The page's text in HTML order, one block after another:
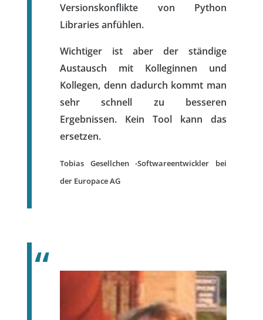
Versionskonflikte von Python
Libraries anfühlen.
Wichtiger ist aber der ständige
Austausch mit Kolleginnen und
Kollegen, denn dadurch kommt man
sehr schnell zu besseren
Ergebnissen. Kein Tool kann das
ersetzen.
Tobias Gesellchen -Softwareentwickler bei
der Europace AG